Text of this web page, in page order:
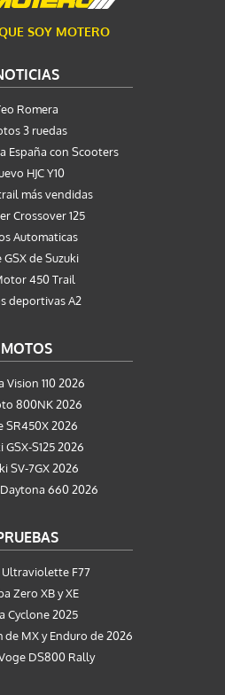
SOY MOTERO
Romera
3 ruedas
España con Scooters
HJC Y10
más vendidas
Crossover 125
Automaticas
GSX de Suzuki
450 Trail
deportivas A2
MOTOS
Vision 110 2026
800NK 2026
SR450X 2026
GSX-S125 2026
SV-7GX 2026
660 2026
Ultraviolette F77
Zero XB y XE
Cyclone 2025
de MX y Enduro de 2026
DS800 Rally